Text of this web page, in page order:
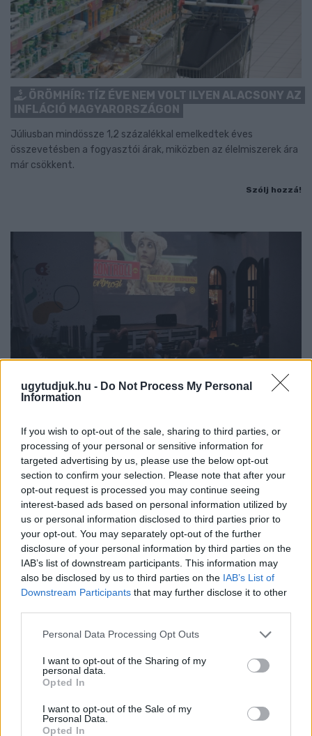
ugytudjuk.hu - Do Not Process My Personal
Information
If you wish to opt-out of the sale, sharing to third parties, or
processing of your personal or sensitive information for
targeted advertising by us, please use the below opt-out
section to confirm your selection. Please note that after your
opt-out request is processed you may continue seeing
interest-based ads based on personal information utilized by
us or personal information disclosed to third parties prior to
your opt-out. You may separately opt-out of the further
disclosure of your personal information by third parties on the
IAB’s list of downstream participants. This information may
also be disclosed by us to third parties on the IAB’s List of
Downstream Participants that may further disclose it to other
Please note that this website/app uses one or more Google
not limited to your visit or usage behaviour. You may click to
grant or deny consent to Google and its third-party tags to
use your data for below specified purposes in below Google
consent section.
Personal Data Processing Opt Outs
I want to opt-out of the Sharing of my
personal data.
Opted In
I want to opt-out of the Sale of my
Personal Data.
Opted In
ÖRÖMHÍR: TÍZ ÉVE NEM VOLT ILYEN ALACSONY AZ
INFLÁCIÓ MAGYARORSZÁGON
Júliusban mindössze 1,2 százalékkal emelkedtek éves
összevetésben a fogyasztói árak, miközben az élelmiszerek ára
már csökkent.
Szólj hozzá!
A BAROKK ÖSSZES ÁRNYALATA ÉS MÉG EGY SOR
KIVÁLÓ PROGRAM VÁR MINDENKIT EZEN A HÉTVÉGÉN
GYŐRBEN
Középpontban a hagyományőrzés, de lesz Pogány Induló és
Majka koncert, jóga szeánsz, “borhajózás” és egy csomó minden
Szólj hozzá!